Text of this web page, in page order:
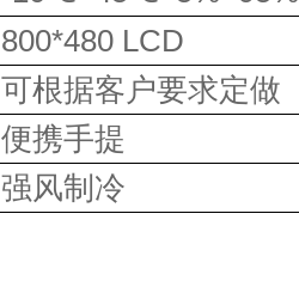
800*480 LCD
可根据客户要求定做
便携手提
强风制冷